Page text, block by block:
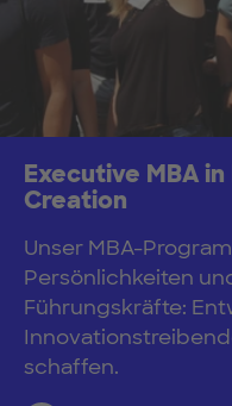
Executive MBA
Creation
Unser MBA-
Persönlichkeiten
Führungskräfte:
schaffen.